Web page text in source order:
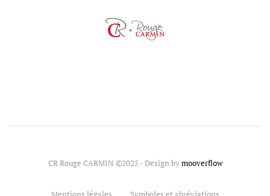
CR Rouge CARMIN ©2025 - Design bymooverflow